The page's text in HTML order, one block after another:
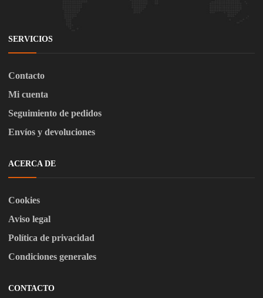
SERVICIOS
Contacto
Mi cuenta
Seguimiento de pedidos
Envíos y devoluciones
ACERCA DE
Cookies
Aviso legal
Política de privacidad
Condiciones generales
CONTACTO